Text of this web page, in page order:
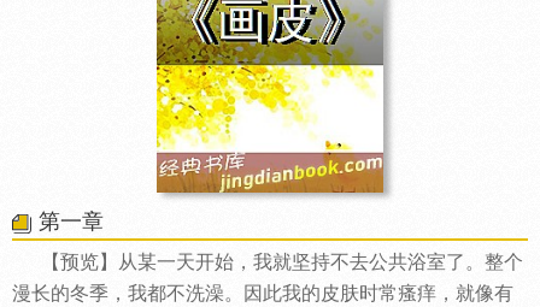
第一章
【预览】从某一天开始，我就坚持不去公共浴室了。整个
漫长的冬季，我都不洗澡。因此我的皮肤时常瘙痒，就像有